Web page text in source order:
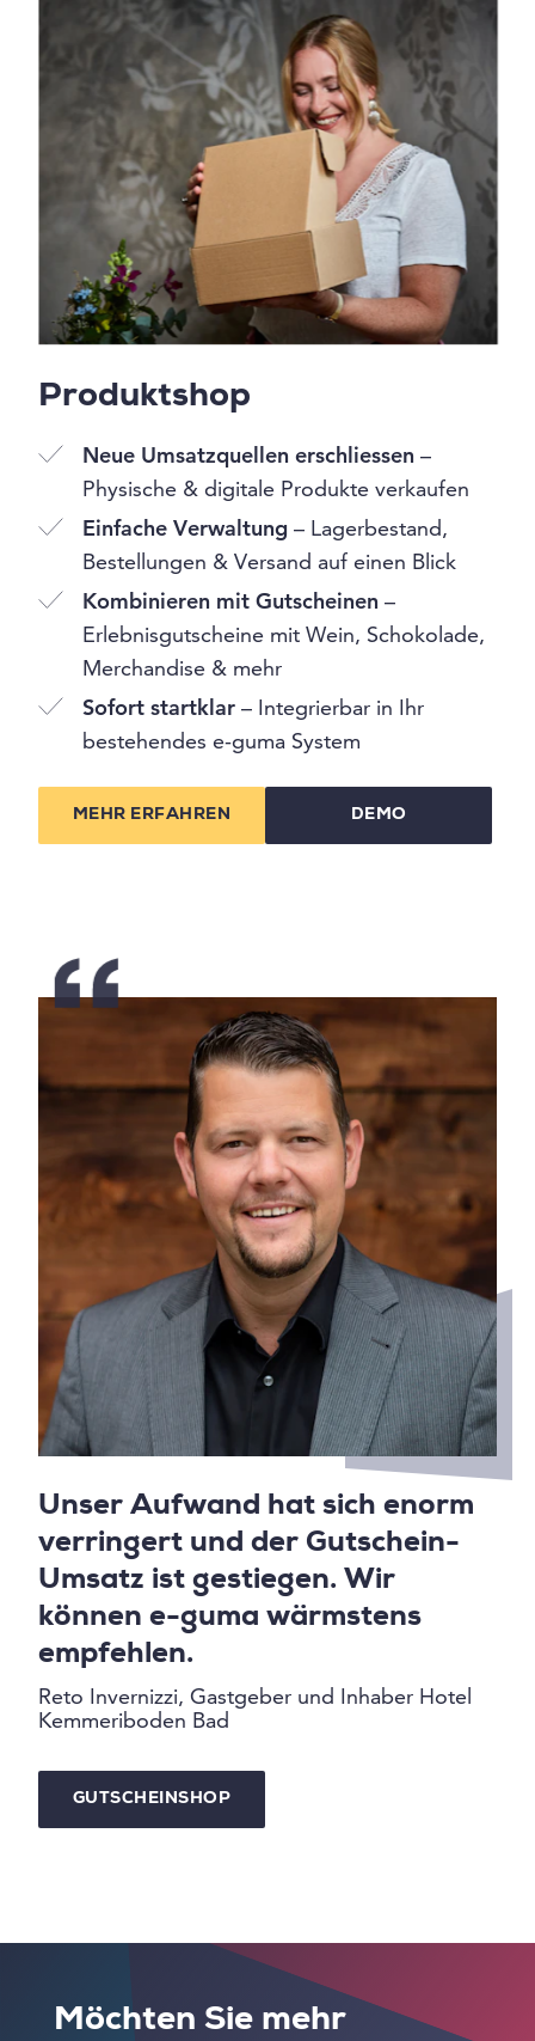
Produktshop
Neue Umsatzquellen erschliessen –
Physische & digitale Produkte verkaufen
Einfache Verwaltung – Lagerbestand,
Bestellungen & Versand auf einen Blick
Kombinieren mit Gutscheinen –
Erlebnisgutscheine mit Wein, Schokolade,
Merchandise & mehr
Sofort startklar – Integrierbar in Ihr
bestehendes e-guma System
MEHR ERFAHREN DEMO
Unser Aufwand hat sich enorm
verringert und der Gutschein-
Umsatz ist gestiegen. Wir
können e-guma wärmstens
empfehlen.
Reto Invernizzi, Gastgeber und Inhaber Hotel
Kemmeriboden Bad
GUTSCHEINSHOP
Möchten Sie mehr